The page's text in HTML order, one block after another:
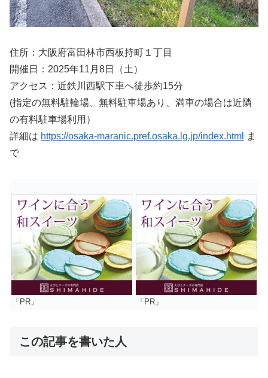
住所：大阪府富田林市西板持町１丁目
開催日：2025年11月8日（土）
アクセス：近鉄川西駅下車へ徒歩約15分
(指定の無料駐輪場、無料駐車場あり、満車の場合は近隣
の有料駐車場利用）
詳細は https://osaka-maranic.pref.osaka.lg.jp/index.html
ま
で
「PR」 「PR」
この記事を書いた人